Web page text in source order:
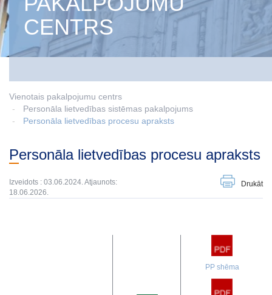
CENTRS
Vienotais pakalpojumu centrs
Personāla lietvedības sistēmas pakalpojums
Personāla lietvedības procesu apraksts
Personāla lietvedības procesu apraksts
Izveidots : 03.06.2024. Atjaunots:
18.06.2026.
Drukāt
PP shēma